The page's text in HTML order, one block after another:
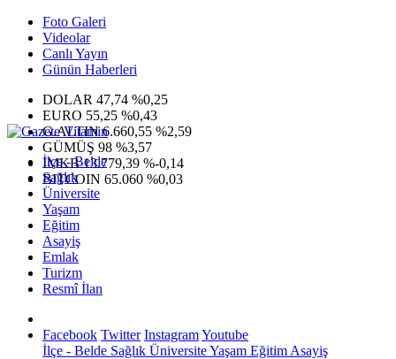
Foto Galeri
Videolar
Canlı Yayın
Günün Haberleri
DOLAR 47,74 %0,25
EURO 55,25 %0,43
G.ALTIN6.660,55 %2,59
GÜMÜŞ 98 %3,57
IMKB13.779,39 %-0,14
BITCOIN 65.060 %0,03
İlçe - Belde
Sağlık
Üniversite
Yaşam
Eğitim
Asayiş
Emlak
Turizm
Resmî İlan
Facebook Twitter InstagramYoutube
İlçe - Belde Sağlık ÜniversiteYaşam Eğitim Asayiş